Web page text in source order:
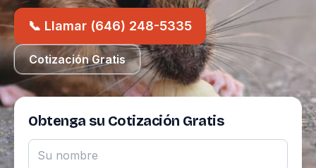
📞 Llamar (646) 248-5335
Cotización Gratis
Obtenga su Cotización Gratis